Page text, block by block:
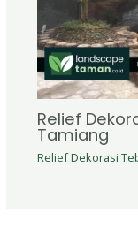
Relief
Tamiang
Relief Dekorasi